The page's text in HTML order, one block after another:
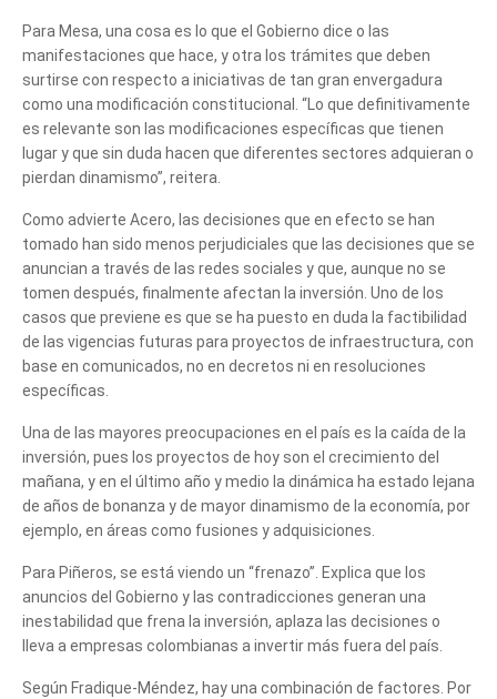
Tell us, how
Para Mesa, una cosa es lo que el Gobierno dice o las
manifestaciones que hace, y otra los trámites que deben
surtirse con respecto a iniciativas de tan gran envergadura
como una modificación constitucional. “Lo que definitivamente
es relevante son las modificaciones específicas que tienen
lugar y que sin duda hacen que diferentes sectores adquieran o
pierdan dinamismo”, reitera.
Como advierte Acero, las decisiones que en efecto se han
tomado han sido menos perjudiciales que las decisiones que se
anuncian a través de las redes sociales y que, aunque no se
tomen después, finalmente afectan la inversión. Uno de los
casos que previene es que se ha puesto en duda la factibilidad
de las vigencias futuras para proyectos de infraestructura, con
base en comunicados, no en decretos ni en resoluciones
específicas.
Una de las mayores preocupaciones en el país es la caída de la
inversión, pues los proyectos de hoy son el crecimiento del
mañana, y en el último año y medio la dinámica ha estado lejana
de años de bonanza y de mayor dinamismo de la economía, por
ejemplo, en áreas como fusiones y adquisiciones.
Para Piñeros, se está viendo un “frenazo”. Explica que los
anuncios del Gobierno y las contradicciones generan una
inestabilidad que frena la inversión, aplaza las decisiones o
lleva a empresas colombianas a invertir más fuera del país.
Según Fradique-Méndez, hay una combinación de factores. Por